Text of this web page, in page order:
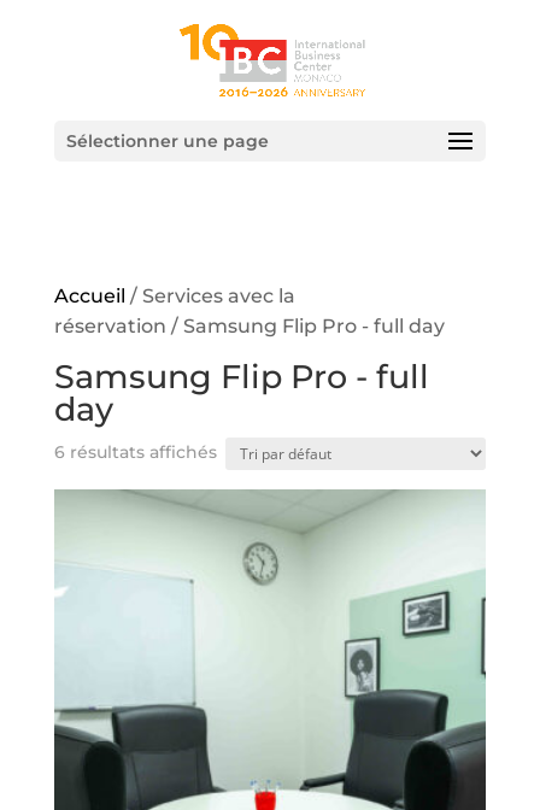
Sélectionner une page
Accueil / Services avec la
réservation / Samsung Flip Pro - full day
Samsung Flip Pro - full
day
6 résultats affichés